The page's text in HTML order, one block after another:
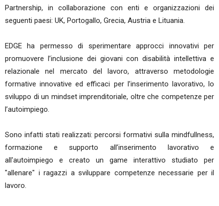
Partnership, in collaborazione con enti e organizzazioni dei
seguenti paesi: UK, Portogallo, Grecia, Austria e Lituania.
EDGE ha permesso di sperimentare approcci innovativi per
promuovere l’inclusione dei giovani con disabilità intellettiva e
relazionale nel mercato del lavoro, attraverso metodologie
formative innovative ed efficaci per l’inserimento lavorativo, lo
sviluppo di un mindset imprenditoriale, oltre che competenze per
l’autoimpiego.
Sono infatti stati realizzati: percorsi formativi sulla mindfullness,
formazione e supporto all’inserimento lavorativo e
all'autoimpiego e creato un game interattivo studiato per
"allenare" i ragazzi a sviluppare competenze necessarie per il
lavoro.